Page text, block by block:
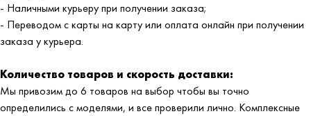
- Наличными курьеру при получении заказа;
- Переводом с карты на карту или оплата онлайн при получении
заказа у курьера.
Количество товаров и скорость доставки:
Мы привозим до 6 товаров на выбор чтобы вы точно
определились с моделями, и все проверили лично. Комплексные